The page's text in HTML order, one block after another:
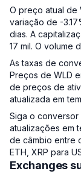
O preço atual de
variação de -
dias. A
17 mil. O volume
As taxas de
Preços de WLD
de preços de
atualizada em
Siga o
atualizações em
de câmbio entre
ETH, XRP para
Exchanges